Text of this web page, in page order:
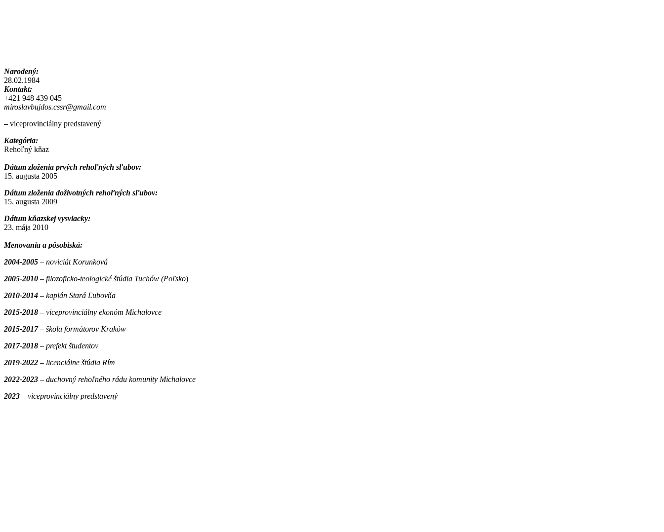
Narodený:
28.02.1984
Kontakt:
+421 948 439 045
miroslavbujdos.cssr@gmail.com
–viceprovinciálny predstavený
Kategória:
Rehoľný kňaz
Dátum zloženia prvých rehoľných sľubov:
15. augusta 2005
Dátum zloženia doživotných rehoľných sľubov:
15. augusta 2009
Dátum kňazskej vysviacky:
23. mája 2010
Menovania a pôsobiská:
2004-2005 – noviciát Korunková
2005-2010 – filozoficko-teologické štúdia Tuchów (Poľsko)
2010-2014 – kaplán Stará Ľubovňa
2015-2018 – viceprovinciálny ekonóm Michalovce
2015-2017– škola formátorov Kraków
2017-2018 – prefekt študentov
2019-2022 – licenciálne štúdia Rím
2022-2023 – duchovný rehoľného rádu komunity Michalovce
2023 – viceprovinciálny predstavený